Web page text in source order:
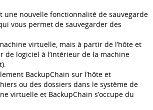
une nouvelle fonctionnalité de sauvegarde
vous permet de sauvegarder des
virtuelle, mais à partir de l’hôte et
de logiciel à l’intérieur de la machine
BackupChain sur l’hôte et
ou des dossiers dans le système de
virtuelle et BackupChain s’occupe du